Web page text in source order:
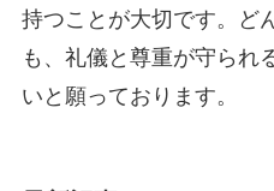
持つことが大切です。ど
も、礼儀と尊重が守られ
いと願っております。